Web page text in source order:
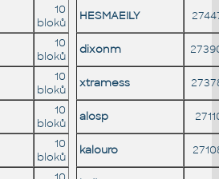
10
bloků
HESMAEILY
10
bloků
dixonm
10
bloků
xtramess
10
bloků
alosp
10
bloků
kalouro